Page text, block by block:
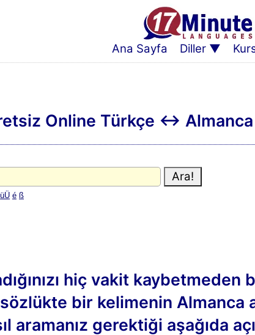
Ana Sayfa Diller
Online Türkçe ↔
üÜ é ß
hiç vakit kaybetmeden
bir kelimenin Almanca
aramanız gerektiği aşağıda